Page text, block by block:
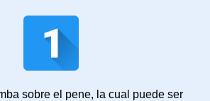
sobre el pene, la cual puede ser